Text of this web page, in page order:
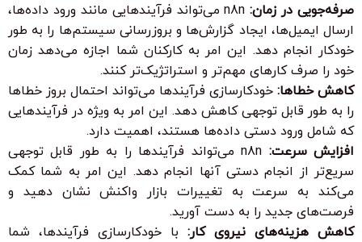
صرفه‌جویی در زمان:
n8n می‌تواند فرآیندهایی مانند ورود داده‌ها،
ارسال ایمیل‌ها، ایجاد گزارش‌ها و بروزرسانی سیستم‌ها را به طور
خودکار انجام دهد. این امر به کارکنان شما اجازه می‌دهد زمان
خود را صرف کارهای مهم‌تر و استراتژیک‌تر کنند.
کاهش خطاها: خودکارسازی فرآیندها می‌تواند احتمال بروز خطاها
را به طور قابل توجهی کاهش دهد. این امر به ویژه در فرآیندهایی
که شامل ورود دستی داده‌ها هستند، اهمیت دارد.
افزایش سرعت:
n8n می‌تواند فرآیندها را به طور قابل توجهی
سریع‌تر از انجام دستی آنها انجام دهد. این امر به شما کمک
می‌کند به سرعت به تغییرات بازار واکنش نشان دهید و
فرصت‌های جدید را به دست آورید.
کاهش هزینه‌های نیروی کار: با خودکارسازی فرآیندها، شما